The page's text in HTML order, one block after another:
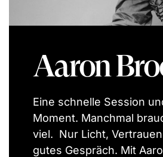
Aaron
Eine schnelle Session
Moment. Manchmal
viel. Nur Licht,
gutes Gespräch. Mit